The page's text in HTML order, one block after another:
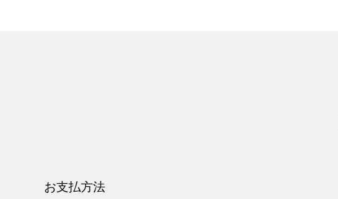
お支払方法